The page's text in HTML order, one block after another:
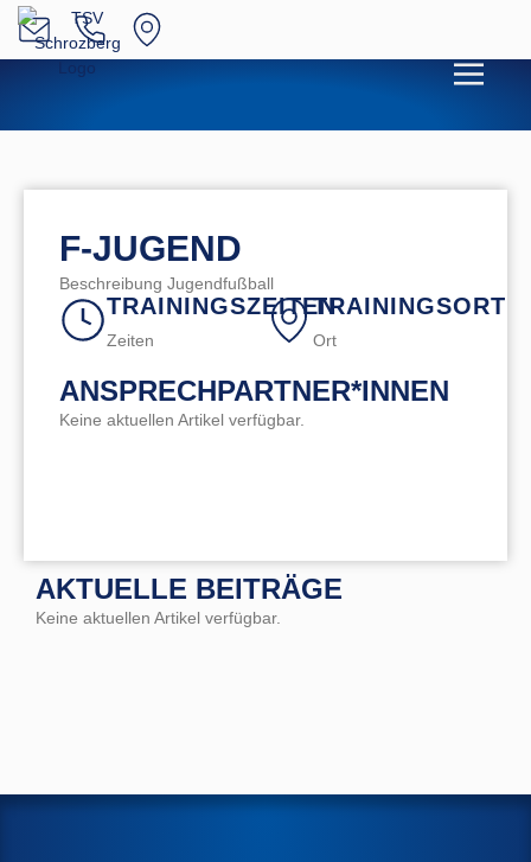
F-JUGEND
Beschreibung Jugendfußball
TRAININGSZEITEN
Zeiten
TRAININGSORT
Ort
ANSPRECHPARTNER*INNEN
Keine aktuellen Artikel verfügbar.
AKTUELLE BEITRÄGE
Keine aktuellen Artikel verfügbar.